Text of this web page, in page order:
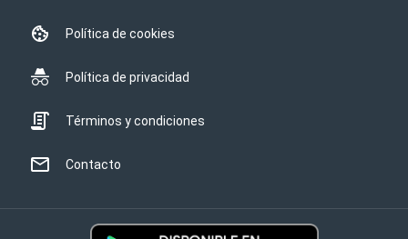
Política de cookies
Política de privacidad
Términos y condiciones
Contacto